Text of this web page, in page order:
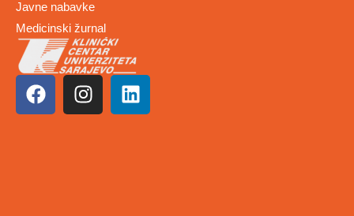
Javne nabavke
Medicinski žurnal